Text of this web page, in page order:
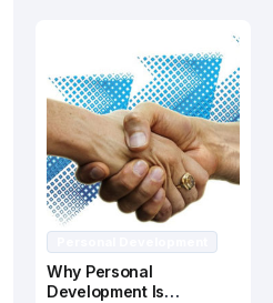
Why Personal
Development Is